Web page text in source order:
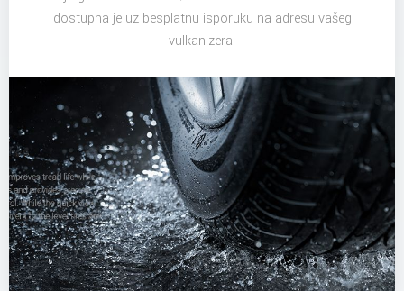
dostupna je uz besplatnu isporuku na adresu vašeg
vulkanizera.